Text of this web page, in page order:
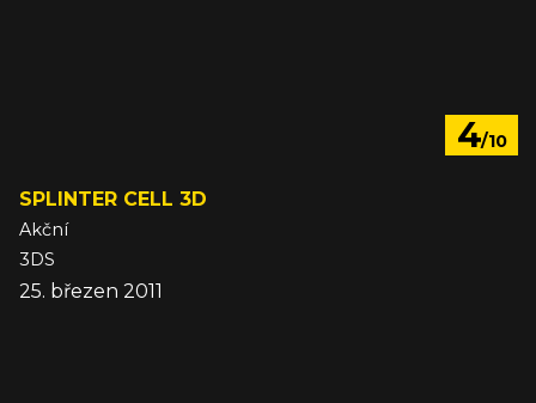
4/10
SPLINTER CELL 3D
Akční
3DS
25. březen 2011